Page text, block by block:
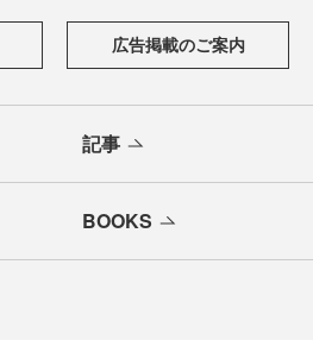
広告掲載のご案内
記事
BOOKS